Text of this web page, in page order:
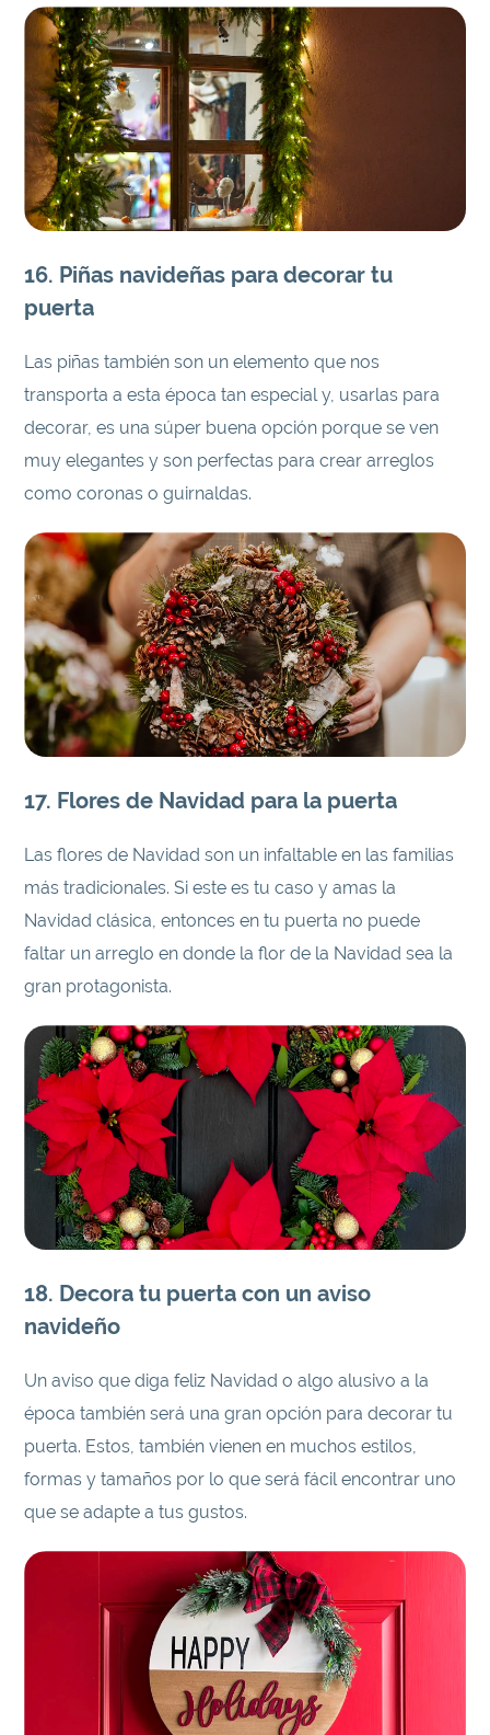
16. Piñas navideñas para decorar tu
puerta
Las piñas también son un elemento que nos
transporta a esta época tan especial y, usarlas para
decorar, es una súper buena opción porque se ven
muy elegantes y son perfectas para crear arreglos
como coronas o guirnaldas.
17. Flores de Navidad para la puerta
Las flores de Navidad son un infaltable en las familias
más tradicionales. Si este es tu caso y amas la
Navidad clásica, entonces en tu puerta no puede
faltar un arreglo en donde la flor de la Navidad sea la
gran protagonista.
18. Decora tu puerta con un aviso
navideño
Un aviso que diga feliz Navidad o algo alusivo a la
época también será una gran opción para decorar tu
puerta. Estos, también vienen en muchos estilos,
formas y tamaños por lo que será fácil encontrar uno
que se adapte a tus gustos.